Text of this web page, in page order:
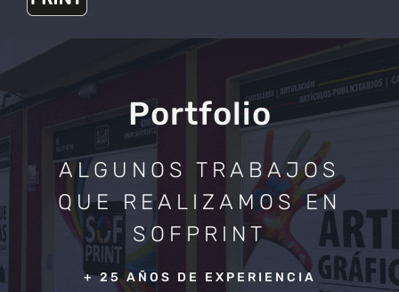
Portfolio
ALGUNOS TRABAJOS
QUE REALIZAMOS EN
SOFPRINT
+ 25 AÑOS DE EXPERIENCIA